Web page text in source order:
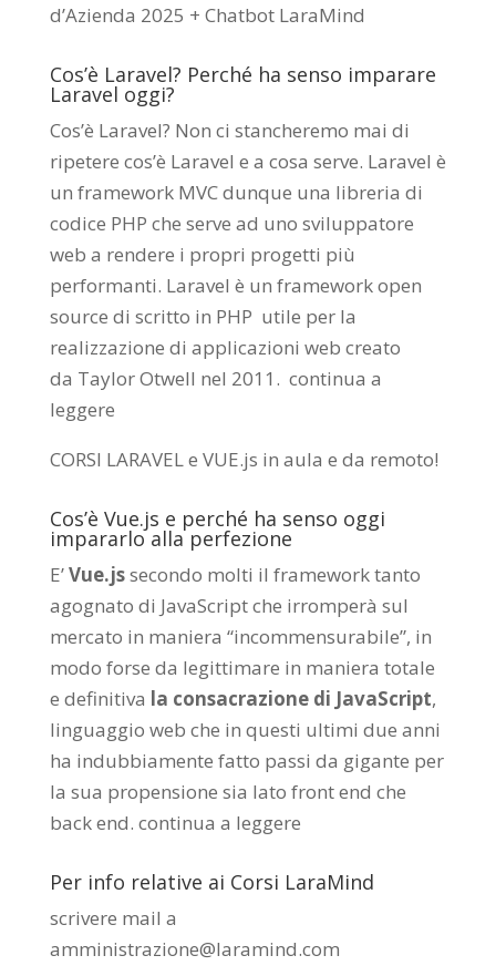
d’Azienda 2025 + Chatbot LaraMind
Cos’è Laravel? Perché ha senso imparare
Laravel oggi?
Cos’è Laravel? Non ci stancheremo mai di
ripetere cos’è Laravel e a cosa serve. Laravel è
un framework MVC dunque una libreria di
codice PHP che serve ad uno sviluppatore
web a rendere i propri progetti più
performanti. Laravel è un framework open
source di scritto in PHP utile per la
realizzazione di applicazioni web creato
da Taylor Otwell nel 2011. continua a
leggere
CORSI LARAVEL e VUE.js in aula e da remoto!
Cos’è Vue.js e perché ha senso oggi
impararlo alla perfezione
E’Vue.jssecondo molti il framework tanto
agognato di JavaScript che irromperà sul
mercato in maniera “incommensurabile”, in
modo forse da legittimare in maniera totale
e definitiva la consacrazione di JavaScript,
linguaggio web che in questi ultimi due anni
ha indubbiamente fatto passi da gigante per
la sua propensione sia lato front end che
back end. continua a leggere
Per info relative ai Corsi LaraMind
scrivere mail a
amministrazione@laramind.com